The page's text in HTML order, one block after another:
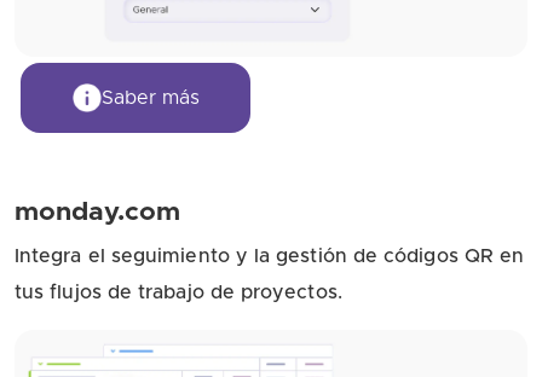
Saber más
monday.com
Integra el seguimiento y la gestión de códigos QR en
tus flujos de trabajo de proyectos.